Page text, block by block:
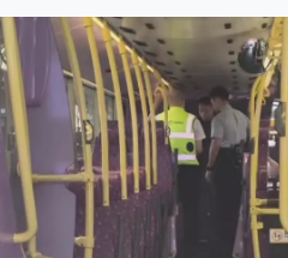
環球承諾支付維修費，於是向對方
一年仍未收到款項，認為是違背承
球可能是小數目，但對擁有200名
大金額。環球發言人表示，公司紀
聯絡負責人了解。